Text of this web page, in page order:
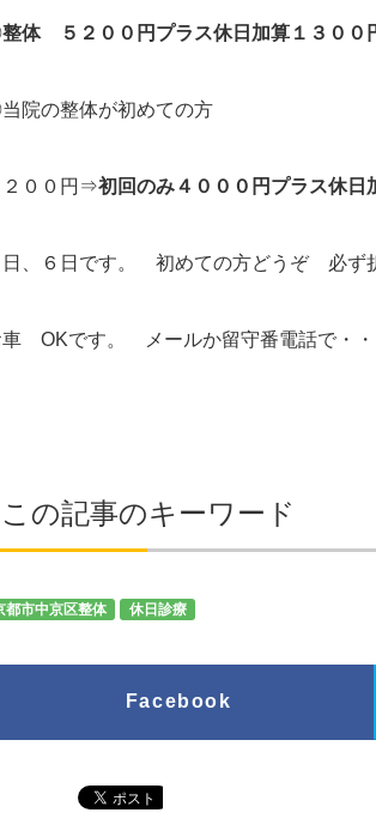
整体 ５２００円プラス休日加算１３００
院の整体が初めての方
２００円⇒初回のみ４０００円プラス休
日、６日です。 初めての方どうぞ 必ず
車 OKです。 メールか留守番電話で・・
この記事のキーワード
都市中京区整体 休日診療
Facebook